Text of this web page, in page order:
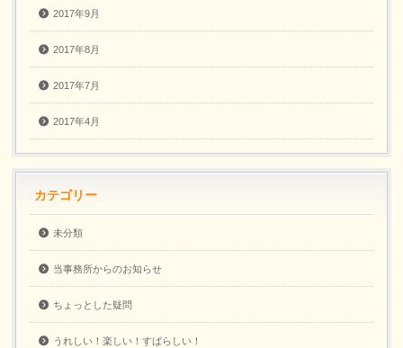
2017年9月
2017年8月
2017年7月
2017年4月
カテゴリー
未分類
当事務所からのお知らせ
ちょっとした疑問
うれしい！楽しい！すばらしい！